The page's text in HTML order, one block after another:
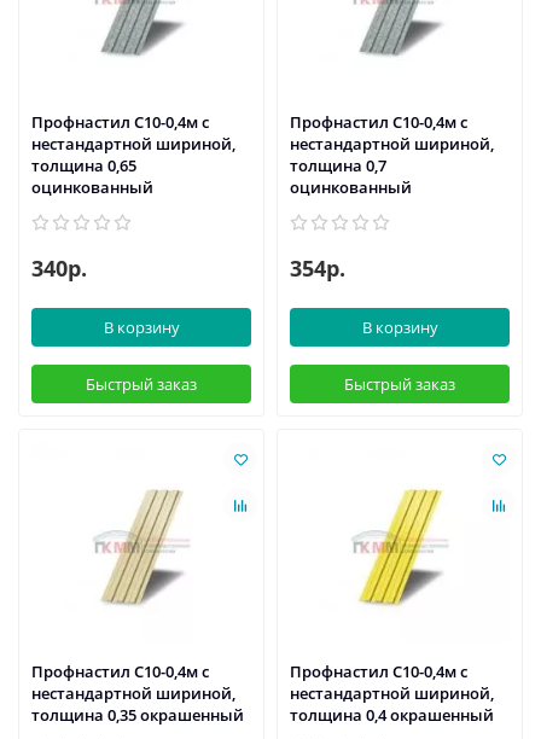
Профнастил С10-0,4м с
нестандартной шириной,
толщина 0,65
оцинкованный
340р.
В корзину
Быстрый заказ
Профнастил С10-0,4м с
нестандартной шириной,
толщина 0,7
оцинкованный
354р.
В корзину
Быстрый заказ
Профнастил С10-0,4м с
нестандартной шириной,
толщина 0,35 окрашенный
Профнастил С10-0,4м с
нестандартной шириной,
толщина 0,4 окрашенный